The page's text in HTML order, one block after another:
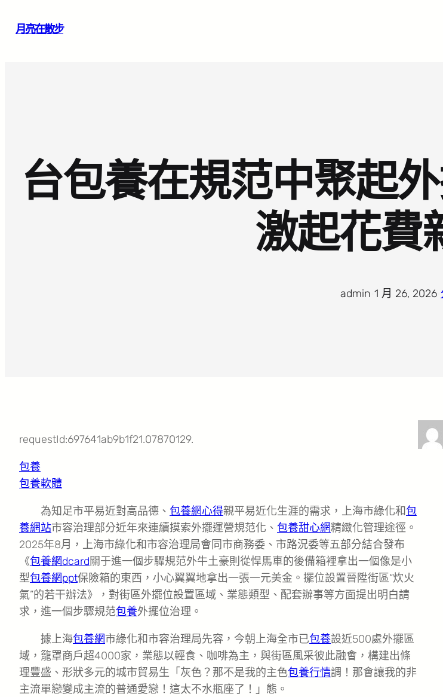
月亮在散步
台包養在規范中聚起
激起花費
admin 1 月 26, 2026
requestId:697641ab9b1f21.07870129.
包養
包養軟體
為知足市平易近對高品德、 包養網心得親平易近化生涯的需求，上海市綠化和包
養網站市容治理部分近年來連續摸索外擺運營規范化、 包養甜心網精緻化管理途徑。
2025年8月，上海市綠化和市容治理局會同市商務委、市路況委等五部分結合發布
《包養網dcard關于進一個步驟規范外牛土豪則從悍馬車的後備箱裡拿出一個像是小
型包養網ppt保險箱的東西，小心翼翼地拿出一張一元美金。擺位設置晉陞街區“炊火
氣”的若干辦法》，對街區外擺位設置區域、業態類型、配套辦事等方面提出明白請
求，進一個步驟規范包養外擺位治理。
據上海包養網市綠化和市容治理局先容，今朝上海全市已包養設近500處外擺區
域，籠罩商戶超4000家，業態以輕食、咖啡為主，與街區風采彼此融會，構建出條
理豐盛、形狀多元的城市貿易生「灰色？那不是我的主色包養行情調！那會讓我的非
主流單戀變成主流的普通愛戀！這太不水瓶座了！」態。